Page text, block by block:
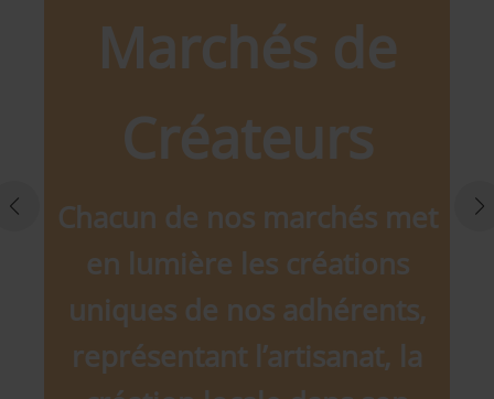
Marchés de
Créateurs
Chacun de nos marchés met
en lumière les créations
uniques de nos adhérents,
représentant l’artisanat, la